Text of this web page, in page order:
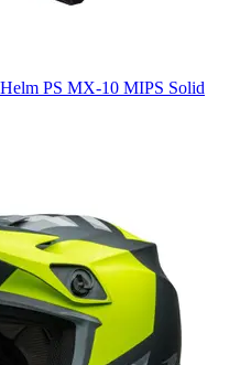
PS MX-10 MIPS Solid